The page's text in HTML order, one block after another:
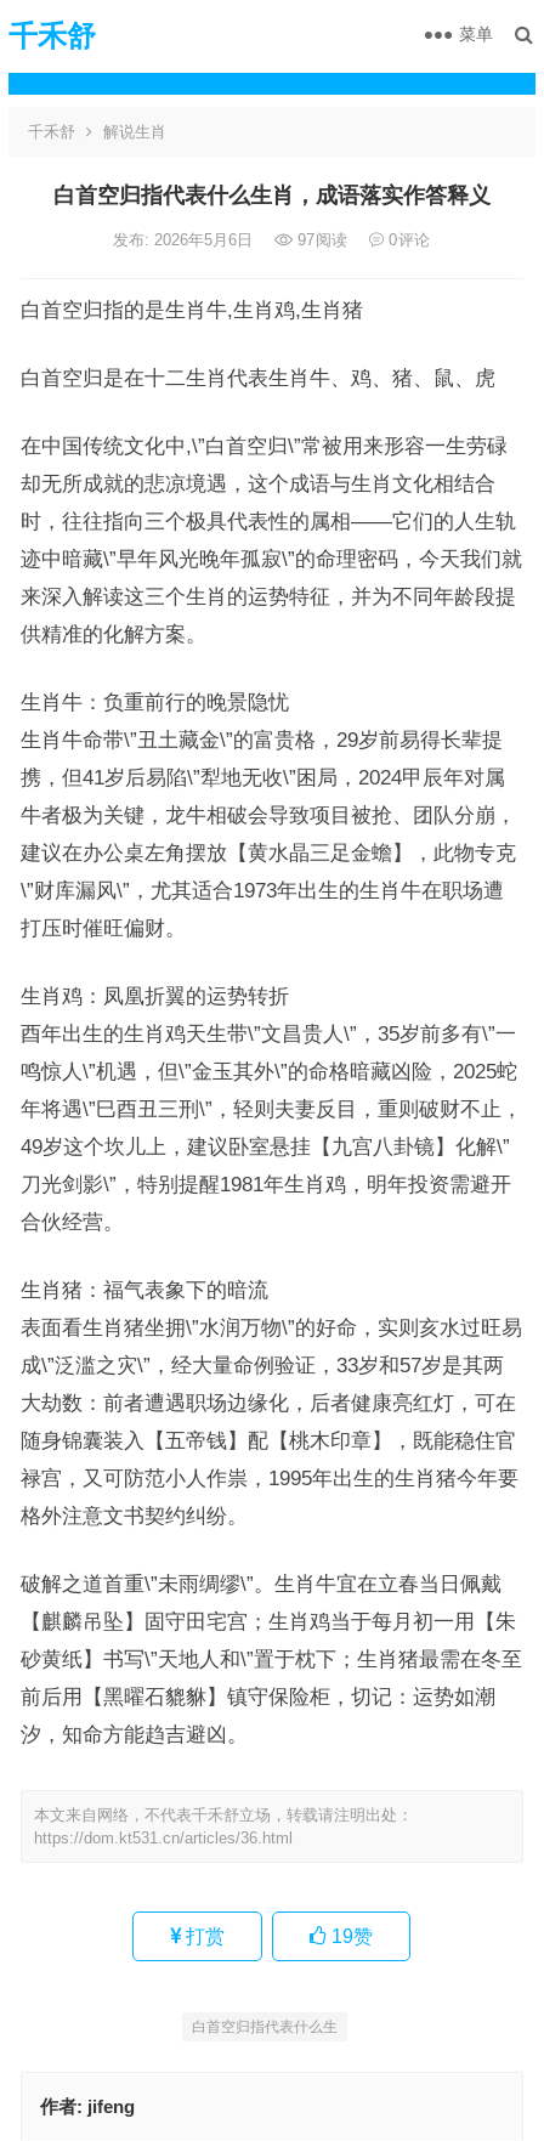
千禾舒 菜单
千禾舒 解说生肖
白首空归指代表什么生肖，成语落实作答释义
发布: 2026年5月6日 97阅读 0评论
白首空归指的是生肖牛,生肖鸡,生肖猪
白首空归是在十二生肖代表生肖牛、鸡、猪、鼠、虎
在中国传统文化中,\”白首空归\”常被用来形容一生劳碌
却无所成就的悲凉境遇，这个成语与生肖文化相结合
时，往往指向三个极具代表性的属相——它们的人生轨
迹中暗藏\”早年风光晚年孤寂\”的命理密码，今天我们就
来深入解读这三个生肖的运势特征，并为不同年龄段提
供精准的化解方案。
生肖牛：负重前行的晚景隐忧
生肖牛命带\”丑土藏金\”的富贵格，29岁前易得长辈提
携，但41岁后易陷\”犁地无收\”困局，2024甲辰年对属
牛者极为关键，龙牛相破会导致项目被抢、团队分崩，
建议在办公桌左角摆放【黄水晶三足金蟾】，此物专克
\”财库漏风\”，尤其适合1973年出生的生肖牛在职场遭
打压时催旺偏财。
生肖鸡：凤凰折翼的运势转折
酉年出生的生肖鸡天生带\”文昌贵人\”，35岁前多有\”一
鸣惊人\”机遇，但\”金玉其外\”的命格暗藏凶险，2025蛇
年将遇\”巳酉丑三刑\”，轻则夫妻反目，重则破财不止，
49岁这个坎儿上，建议卧室悬挂【九宫八卦镜】化解\”
刀光剑影\”，特别提醒1981年生肖鸡，明年投资需避开
合伙经营。
生肖猪：福气表象下的暗流
表面看生肖猪坐拥\”水润万物\”的好命，实则亥水过旺易
成\”泛滥之灾\”，经大量命例验证，33岁和57岁是其两
大劫数：前者遭遇职场边缘化，后者健康亮红灯，可在
随身锦囊装入【五帝钱】配【桃木印章】，既能稳住官
禄宫，又可防范小人作祟，1995年出生的生肖猪今年要
格外注意文书契约纠纷。
破解之道首重\”未雨绸缪\”。生肖牛宜在立春当日佩戴
【麒麟吊坠】固守田宅宫；生肖鸡当于每月初一用【朱
砂黄纸】书写\”天地人和\”置于枕下；生肖猪最需在冬至
前后用【黑曜石貔貅】镇守保险柜，切记：运势如潮
汐，知命方能趋吉避凶。
本文来自网络，不代表千禾舒立场，转载请注明出处：
https://dom.kt531.cn/articles/36.html
打赏 19赞
白首空归指代表什么生
作者: jifeng